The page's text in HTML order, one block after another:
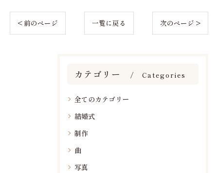
< 前のページ 一覧に戻る 次のページ >
カテゴリー Categories
全てのカテゴリー
結婚式
制作
曲
写真